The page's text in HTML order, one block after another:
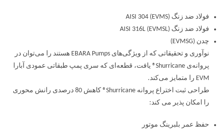
فولاد ضد زنگ AISI 304 (EVMS)
فولاد ضد زنگ AISI 316L (EVMSL)
چدن (EVMSG)
نوآوری و تحقیقاتی که از ویژگی‌های EBARA Pumps هستند را می‌توان در
پروانه‌ی Shurricane® یافت، قطعه‌ای که سری پمپ طبقاتی عمودی آبارا
EVM را متمایز می‌کند.
طراحی ثبت اختراع پروانه Shurricane® کاهش 80 درصدی رانش محوری
را امکان پذیر می کند:
حفظ عمر بلبرینگ موتور